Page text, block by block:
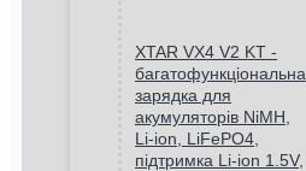
XTAR VX4 V2 KT -
багатофункціональна
зарядка для
акумуляторів NiMH,
Li-ion, LiFePO4,
підтримка Li-ion 1.5V,